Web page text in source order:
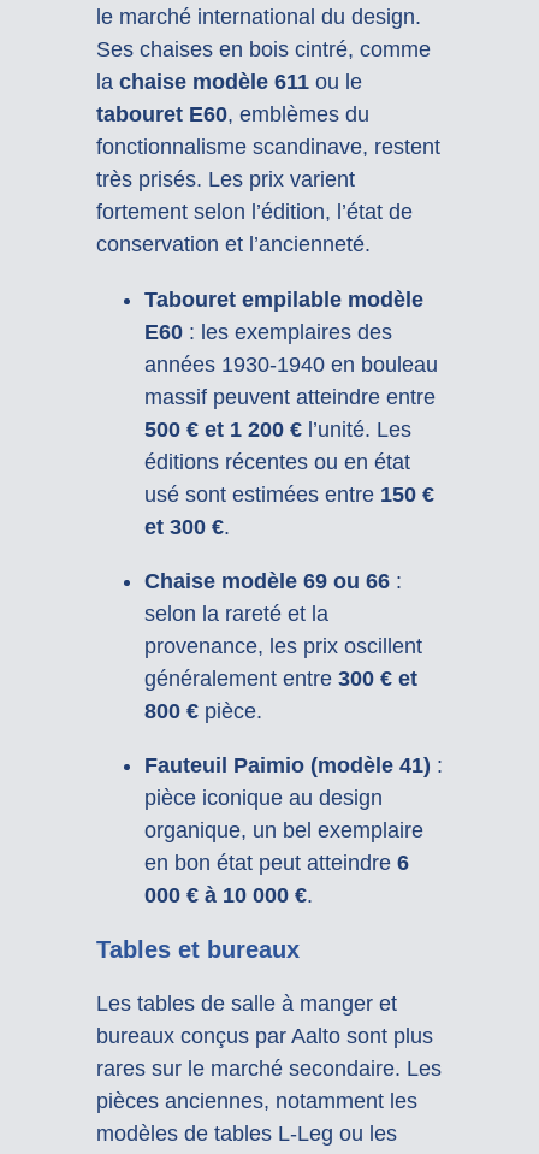
le marché international du design.
Ses chaises en bois cintré, comme
la chaise modèle 611ou le
tabouret E60, emblèmes du
fonctionnalisme scandinave, restent
très prisés. Les prix varient
fortement selon l’édition, l’état de
conservation et l’ancienneté.
Tabouret empilable modèle
E60: les exemplaires des
années 1930-1940 en bouleau
massif peuvent atteindre entre
500 € et 1 200 €l’unité. Les
éditions récentes ou en état
usé sont estimées entre 150 €
et 300 €.
Chaise modèle 69 ou 66:
selon la rareté et la
provenance, les prix oscillent
généralement entre 300 € et
800 €pièce.
Fauteuil Paimio (modèle 41) :
pièce iconique au design
organique, un bel exemplaire
en bon état peut atteindre 6
000 € à 10 000 €.
Tables et bureaux
Les tables de salle à manger et
bureaux conçus par Aalto sont plus
rares sur le marché secondaire. Les
pièces anciennes, notamment les
modèles de tables L-Leg ou les